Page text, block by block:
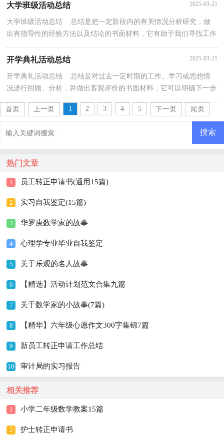
大学班级活动总结 2025-03-21
大学班级活动总结 总结是把一定阶段内的有关情况分析研究，做
出有指导性的经验方法以及结论的书面材料，它有助于我们寻找工作
和事物发展的规律，从而掌握并运用这些规律，因此我...
开学典礼活动总结 2025-03-21
开学典礼活动总结 总结是对过去一定时期的工作、学习或思想情
况进行回顾、分析，并做出客观评价的书面材料，它可以明确下一步
首页
上一页 1 2 3 4 5 下一页 尾页
热门文章
1 员工转正申请书(通用15篇)
2 实习自我鉴定(15篇)
3 华罗庚数学家的故事
4 心理学专业毕业自我鉴定
5 关于乐观的名人故事
6 【精选】活动计划范文合集九篇
7 关于数学家的小故事(7篇)
8 【精华】六年级心愿作文300字集锦7篇
9 新员工转正申请工作总结
10 审计局的实习报告
相关推荐
1 小学二年级数学教案15篇
2 护士转正申请书